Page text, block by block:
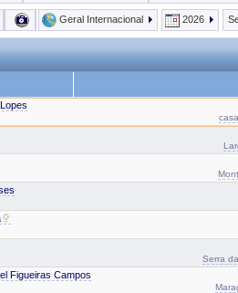
Geral Internacional 2026
Serra
Figueiras Campos